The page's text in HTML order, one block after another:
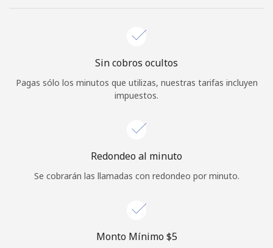
Iniciar Sesión
Continuar con
Sin cobros ocultos
Pagas sólo los minutos que utilizas, nuestras tarifas incluyen
impuestos.
Redondeo al minuto
Se cobrarán las llamadas con redondeo por minuto.
Monto Mínimo ⁦$5⁩